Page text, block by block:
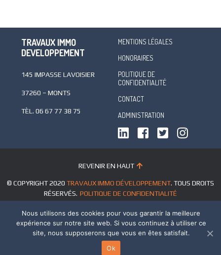
TRAVAUX IMMO
DEVELOPPEMENT
145 IMPASSE LAVOISIER
37260 – MONTS
TÈL.06 67 77 38 75
MENTIONS LÉGALES
HONORAIRES
POLITIQUE DE
CONFIDENTIALITÉ
CONTACT
ADMINISTRATION
© COPYRIGHT 2020 TRAVAUX IMMO DÉVELOPPEMENT. TOUS DROITS
RÉSERVÉS. POLITIQUE DE CONFIDENTIALITÉ
REVENIR EN HAUT
Nous utilisons des cookies pour vous garantir la meilleure
expérience sur notre site web. Si vous continuez à utiliser ce
site, nous supposerons que vous en êtes satisfait.
Ok